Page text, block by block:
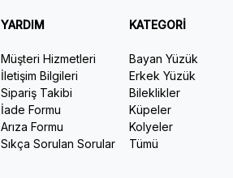
YARDIM
Müşteri Hizmetleri
İletişim Bilgileri
Sipariş Takibi
İade Formu
Arıza Formu
Sıkça Sorulan Sorular
KATEGORİ
Bayan Yüzük
Erkek Yüzük
Bileklikler
Küpeler
Kolyeler
Tümü